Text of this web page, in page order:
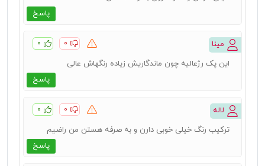
پاسخ
مینا ۰ ۰
پاسخ
این پک رژعالیه چون ماندگاریش زیاده رنگهاش عالی
لاله ۰ ۰
پاسخ
ترکیب رنگ خیلی خوبی دارن و به صرفه هستن من راضیم